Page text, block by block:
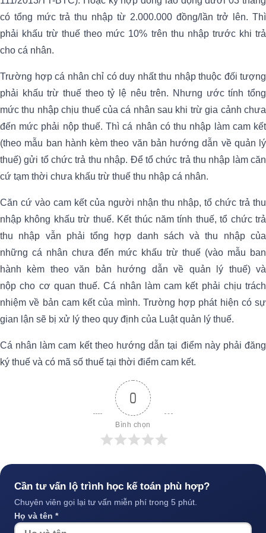
có tổng mức trả thu nhập từ 2.000.000 đồng/lần trở lên. Thì
phải khấu trừ thuế theo mức 10% trên thu nhập trước khi trả
cho cá nhân.
Trường hợp cá nhân chỉ có duy nhất thu nhập thuộc đối tượng
phải khấu trừ thuế theo tỷ lệ nêu trên. Nhưng ước tính tổng
mức thu nhập chịu thuế của cá nhân sau khi trừ gia cảnh chưa
đến mức phải nộp thuế. Thì cá nhân có thu nhập làm cam kết
(theo mẫu ban hành kèm theo văn bản hướng dẫn về quản lý
thuế) gửi tổ chức trả thu nhập. Để tổ chức trả thu nhập làm căn
cứ tạm thời chưa khấu trừ thuế thu nhập cá nhân.
Căn cứ vào cam kết của người nhận thu nhập, tổ chức trả thu
nhập không khấu trừ thuế. Kết thúc năm tính thuế, tổ chức trả
thu nhập vẫn phải tổng hợp danh sách và thu nhập của
những cá nhân chưa đến mức khấu trừ thuế (vào mẫu ban
hành kèm theo văn bản hướng dẫn về quản lý thuế) và
nộp cho cơ quan thuế. Cá nhân làm cam kết phải chịu trách
nhiệm về bản cam kết của mình. Trường hợp phát hiện có sự
gian lận sẽ bị xử lý theo quy định của Luật quản lý thuế.
Cá nhân làm cam kết theo hướng dẫn tại điểm này phải đăng
ký thuế và có mã số thuế tại thời điểm cam kết.
0
Bình chọn
Cần tư vấn lộ trình học kế toán phù hợp?
Chuyên viên gọi lại tư vấn miễn phí trong 5 phút.
Họ và tên *